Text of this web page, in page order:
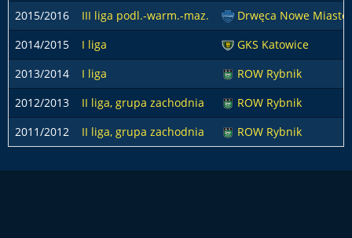
2015/2016
III liga podl.-warm.-maz.
Drwęca Nowe
2014/2015
I liga
GKS Katowice
2013/2014
I liga
ROW Rybnik
2012/2013
II liga, grupa zachodnia
ROW Rybnik
2011/2012
II liga, grupa zachodnia ROW Rybnik